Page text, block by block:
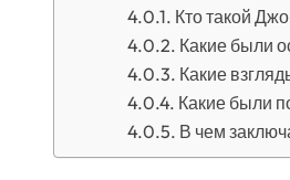
Кто такой
Какие были
Какие
Какие были
В чем